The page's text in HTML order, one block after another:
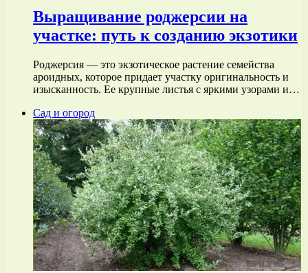
Выращивание роджерсии на
участке: путь к созданию экзотики
Роджерсия — это экзотическое растение семейства
ароидных, которое придает участку оригинальность и
изысканность. Ее крупные листья с яркими узорами и…
Сад и огород